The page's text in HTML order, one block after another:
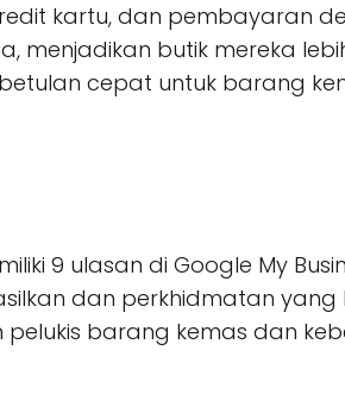
kartu, dan pembayaran
menjadikan butik mereka
cepat untuk barang
9 ulasan di Google My
dan perkhidmatan yang
barang kemas dan